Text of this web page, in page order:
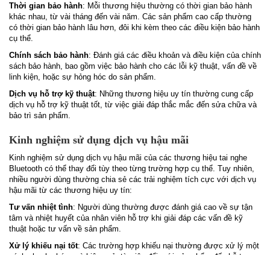
Thời gian bảo hành: Mỗi thương hiệu thường có thời gian bảo hành
khác nhau, từ vài tháng đến vài năm. Các sản phẩm cao cấp thường
có thời gian bảo hành lâu hơn, đôi khi kèm theo các điều kiện bảo hành
cụ thể.
Chính sách bảo hành: Đánh giá các điều khoản và điều kiện của chính
sách bảo hành, bao gồm việc bảo hành cho các lỗi kỹ thuật, vấn đề về
linh kiện, hoặc sự hỏng hóc do sản phẩm.
Dịch vụ hỗ trợ kỹ thuật: Những thương hiệu uy tín thường cung cấp
dịch vụ hỗ trợ kỹ thuật tốt, từ việc giải đáp thắc mắc đến sửa chữa và
bảo trì sản phẩm.
Kinh nghiệm sử dụng dịch vụ hậu mãi
Kinh nghiệm sử dụng dịch vụ hậu mãi của các thương hiệu tai nghe
Bluetooth có thể thay đổi tùy theo từng trường hợp cụ thể. Tuy nhiên,
nhiều người dùng thường chia sẻ các trải nghiệm tích cực với dịch vụ
hậu mãi từ các thương hiệu uy tín:
Tư vấn nhiệt tình: Người dùng thường được đánh giá cao về sự tận
tâm và nhiệt huyết của nhân viên hỗ trợ khi giải đáp các vấn đề kỹ
thuật hoặc tư vấn về sản phẩm.
Xử lý khiếu nại tốt: Các trường hợp khiếu nại thường được xử lý một